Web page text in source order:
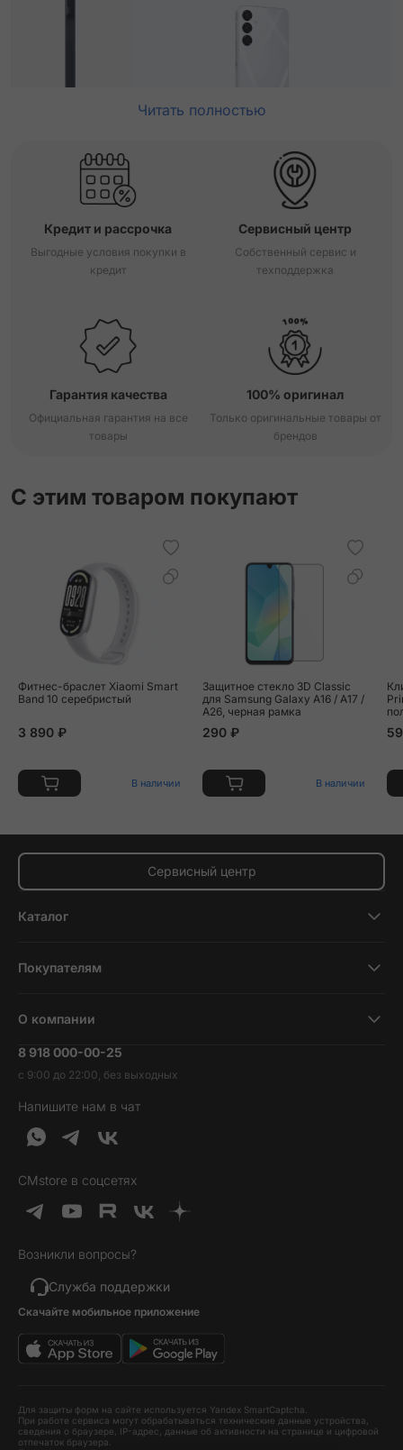
Читать полностью
Кредит и рассрочка
Выгодные условия покупки в
кредит
Сервисный центр
Собственный сервис и
техподдержка
Гарантия качества
Официальная гарантия на все
товары
100% оригинал
Только оригинальные товары от
брендов
С этим товаром покупают
Фитнес-браслет Xiaomi Smart
Band 10 серебристый
3 890 ₽
В наличии
Защитное стекло 3D Classic
для Samsung Galaxy A16 / A17 /
A26, черная рамка
290 ₽
В наличии
Сервисный центр
Каталог
Планшеты
Наушники и колонки
Гаджеты
Услуги и софт
Идеи подарков
Товары дня
Выгодные комплекты
Хиты продаж
Уценка
Покупателям
Трейд-ин
Гарантия и возврат
Доставка и оплата
Кредит и рассрочка
О компании
Вакансии
Контакты
Обратная связь
О нас
8 918 000-00-25
с 9:00 до 22:00, без выходных
Напишите нам в чат
CMstore в соцсетях
Возникли вопросы?
Служба поддержки
Скачайте мобильное приложение
Для защиты форм на сайте используется Yandex SmartCaptcha.
При работе сервиса могут обрабатываться технические данные устройства,
сведения о браузере, IP-адрес, данные об активности на странице и цифровой
отпечаток браузера.